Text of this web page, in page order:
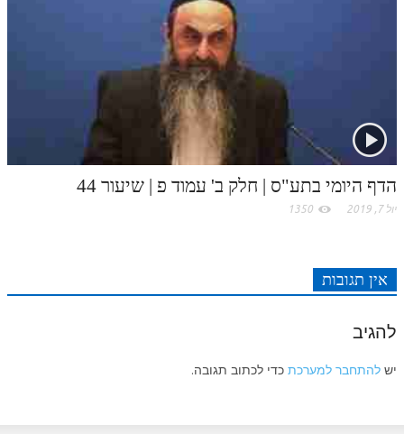
הדף היומי בתע"ס | חלק ב' עמוד פ | שיעור 44
יול 7, 2019 1350
אין תגובות
להגיב
יש להתחבר למערכת כדי לכתוב תגובה.